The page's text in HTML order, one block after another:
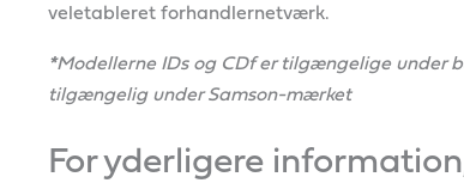
veletableret forhandlernetværk.
*Modellerne IDs og CDf er tilgængelige under
tilgængelig under Samson-mærket
For yderligere